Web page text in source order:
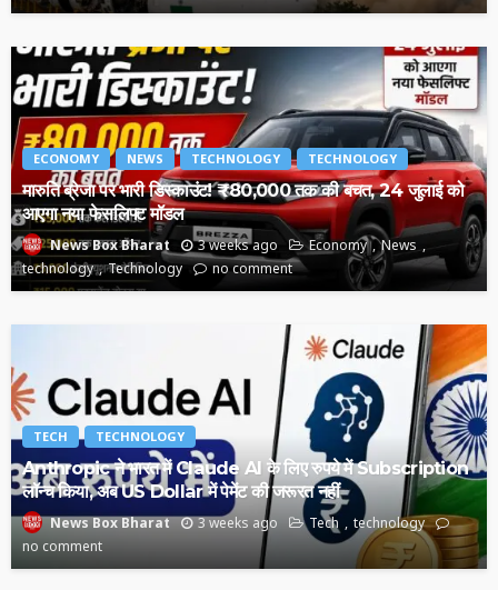
ECONOMY NEWS TECHNOLOGY TECHNOLOGY
मारुति ब्रेजा पर भारी डिस्काउंट! ₹80,000 तक की बचत, 24 जुलाई को
आएगा नया फेसलिफ्ट मॉडल
News Box Bharat 3 weeks ago Economy
News
technology
Technology no comment
TECH TECHNOLOGY
Anthropic ने भारत में Claude AI के लिए रुपये में Subscription
लॉन्च किया, अब US Dollar में पेमेंट की जरूरत नहीं
News Box Bharat 3 weeks ago Tech
technology
no comment